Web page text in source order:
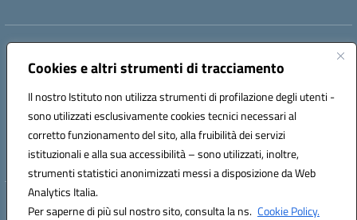
Cookies e altri strumenti di tracciamento
Il nostro Istituto non utilizza strumenti di profilazione degli utenti -
sono utilizzati esclusivamente cookies tecnici necessari al
corretto funzionamento del sito, alla fruibilità dei servizi
istituzionali e alla sua accessibilità – sono utilizzati, inoltre,
strumenti statistici anonimizzati messi a disposizione da Web
Analytics Italia.
Per saperne di più sul nostro sito, consulta la ns. Cookie Policy.
Indirizzo:
Centralino:078170786 Email:caic875002@istruzione.it
Codice fiscale: 90027700922
Codice meccanografico:
CAIC875002
Codice unico di fatturazione (CUF): UFVRG0
Hosting & Powered by 3D Solution S.r.l.